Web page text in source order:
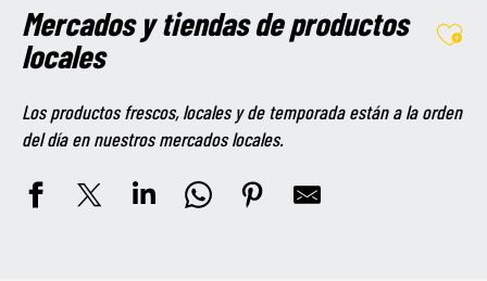
Mercados y tiendas de productos
locales
Los productos frescos, locales y de temporada están a la orden
del día en nuestros mercados locales.